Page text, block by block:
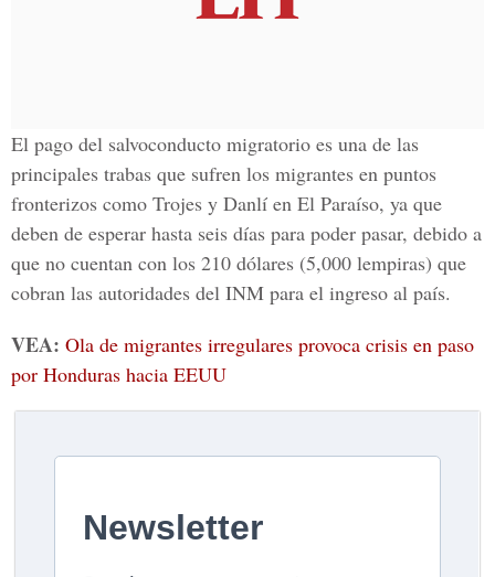
El pago del salvoconducto migratorio es una de las
principales trabas que sufren los migrantes en puntos
fronterizos como Trojes y Danlí en El Paraíso, ya que
deben de esperar hasta seis días para poder pasar, debido a
que no cuentan con los 210 dólares (5,000 lempiras) que
cobran las autoridades del INM para el ingreso al país.
VEA: Ola de migrantes irregulares provoca crisis en paso
por Honduras hacia EEUU